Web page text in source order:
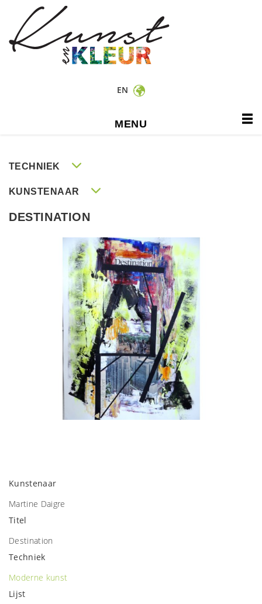
EN
MENU
TECHNIEK
KUNSTENAAR
DESTINATION
Kunstenaar
Martine Daigre
Titel
Destination
Techniek
Moderne kunst
Lijst